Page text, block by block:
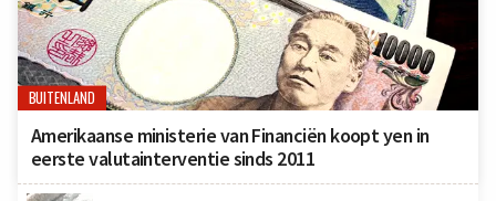
BUITENLAND
Amerikaanse ministerie van Financiën koopt yen in
eerste valutainterventie sinds 2011